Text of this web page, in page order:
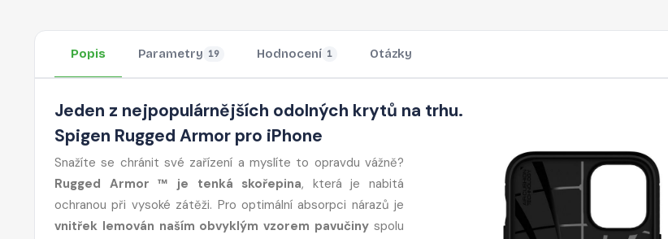
Popis Parametry 19 Hodnocení 1 Otázky
Jeden z nejpopulárnějších odolných krytů na trhu.
Spigen Rugged Armor pro iPhone
Snažíte se chránit své zařízení a myslíte to opravdu vážně?
Rugged Armor ™ je tenká skořepina, která je nabitá
ochranou při vysoké zátěži. Pro optimální absorpci nárazů je
vnitřek lemován naším obvyklým vzorem pavučiny spolu